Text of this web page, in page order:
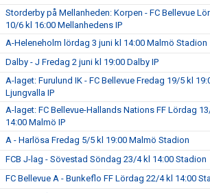
Storderby på Mellanheden: Korpen - FC Bellevue
10/6 kl 16:00 Mellanhedens IP
A-Heleneholm lördag 3 juni kl 14:00 Malmö Stadion
Dalby - J Fredag 2 juni kl 19:00 Dalby IP
A-laget: Furulund IK - FC Bellevue Fredag 19/5 kl
Ljungvalla IP
A-laget: FC Bellevue-Hallands Nations FF Lördag
14:00 Malmö IP
A - Harlösa Fredag 5/5 kl 19:00 Malmö Stadion
FCB J-lag - Sövestad Söndag 23/4 kl 14:00 Stadion
FC Bellevue A - Bunkeflo FF Lördag 22/4 kl 14:00